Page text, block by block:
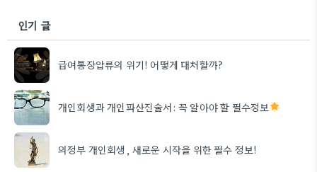
인기 글
급여통장압류의 위기! 어떻게 대처할까?
개인회생과 개인파산진술서: 꼭 알아야 할 필수정보
의정부 개인회생, 새로운 시작을 위한 필수 정보!